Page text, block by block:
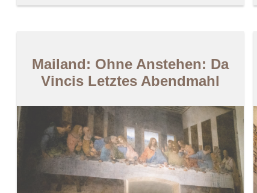
Mailand: Ohne Anstehen: Da
Vincis Letztes Abendmahl